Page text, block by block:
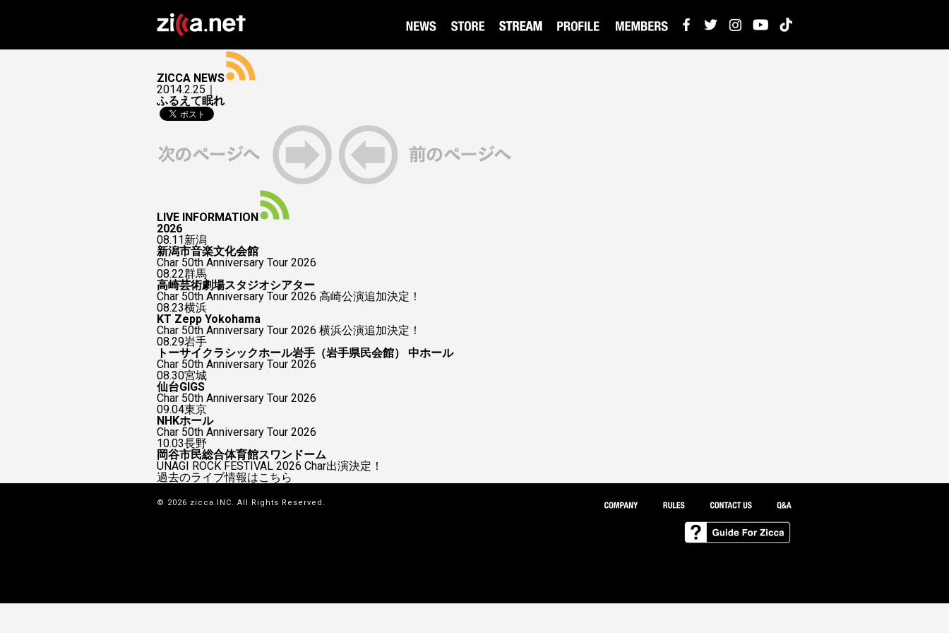
ZICCA NEWS
2014.2.25｜
ふるえて眠れ
LIVE INFORMATION
2026
08.11新潟
新潟市音楽文化会館
Char 50th Anniversary Tour 2026
08.22群馬
高崎芸術劇場スタジオシアター
Char 50th Anniversary Tour 2026 高崎公演追加決定！
08.23横浜
KT Zepp Yokohama
Char 50th Anniversary Tour 2026 横浜公演追加決定！
08.29岩手
トーサイクラシックホール岩手（岩手県民会館） 中ホール
Char 50th Anniversary Tour 2026
08.30宮城
仙台GIGS
Char 50th Anniversary Tour 2026
09.04東京
NHKホール
Char 50th Anniversary Tour 2026
10.03長野
岡谷市民総合体育館スワンドーム
UNAGI ROCK FESTIVAL 2026 Char出演決定！
過去のライブ情報はこちら
© 2026 zicca.INC. All Rights Reserved.